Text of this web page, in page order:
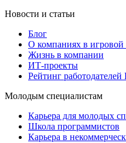
Новости и статьи
Блог
О компаниях в
Жизнь в компании
ИТ-проекты
Рейтинг работодателей
Молодым специалистам
Карьера для молодых
Школа программистов
Карьера в